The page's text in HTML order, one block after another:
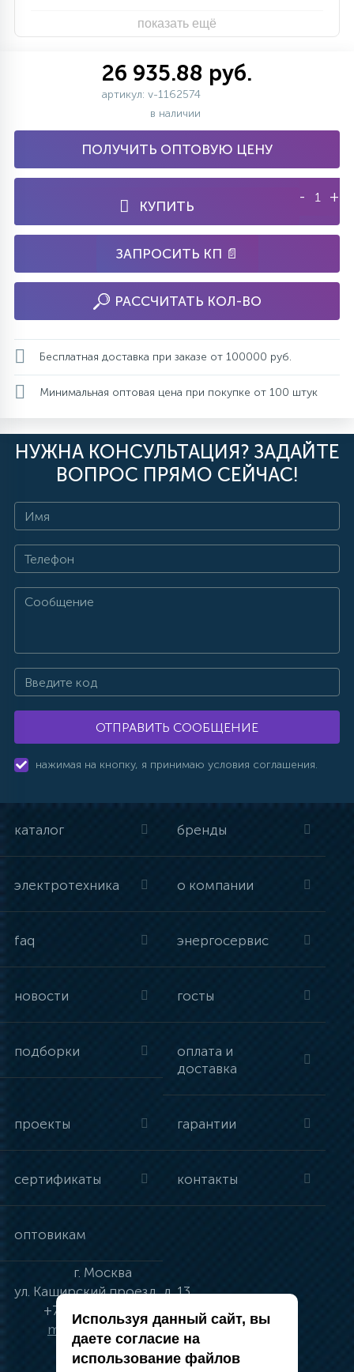
показать ещё
26 935.88 руб.
артикул: v-1162574
в наличии
ПОЛУЧИТЬ ОПТОВУЮ ЦЕНУ
КУПИТЬ
- +
ЗАПРОСИТЬ КП 📄
РАССЧИТАТЬ КОЛ-ВО
Бесплатная доставка при заказе от 100000 руб.
Минимальная оптовая цена при покупке от 100 штук
НУЖНА КОНСУЛЬТАЦИЯ? ЗАДАЙТЕ
ВОПРОС ПРЯМО СЕЙЧАС!
ОТПРАВИТЬ СООБЩЕНИЕ
нажимая на кнопку, я принимаю условия соглашения.
каталог бренды
электротехника о компании
faq энергосервис
новости госты
подборки
оплата и
доставка
проекты гарантии
сертификаты контакты
оптовикам
г. Москва
ул. Каширский проезд, д. 13
+7 (495) 134-41-83
moskva@vincci.ru
Используя данный сайт, вы
даете согласие на
использование файлов